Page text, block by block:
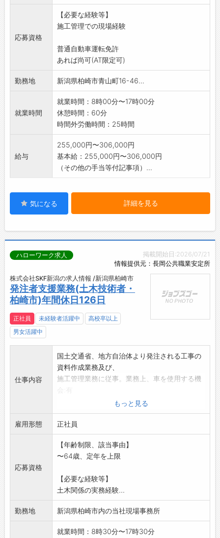
支払書の作成
*変更範囲:技能職または事務職(本人の希望と適
性を考慮)
応募資格
【必要な経験等】
施工管理での現場経験
普通自動車運転免許
あれば尚可(AT限定可)
勤務地 新潟県柏崎市青山町16-46...
就業時間
就業時間：8時00分〜17時00分
休憩時間：60分
時間外労働時間：25時間
給与
255,000円〜306,000円
基本給：255,000円〜306,000円
（その他の手当等付記事項）...
気になる 詳細を見る
掲載開始日:2026/07/21
情報提供元：長岡公共職業安定所
ハローワーク求人
株式会社SKF新潟の求人情報 /新潟県柏崎市
発注者支援業務(土木技術者・
柏崎市)年間休日126日
正社員 未経験者活躍中
高校卒以上
男女活躍中
仕事内容
国土交通省、地方自治体より発注される工事の
資料作成業務及び、
施工管理業務に従事。業務上、車を使用する機
経験の浅い方も歓迎致します。
※受注が多く、増員募集。
※変更範囲:会社の定める範囲
もっと見る
雇用形態 正社員
応募資格
【年齢制限、該当事由】
〜64歳、定年を上限
【必要な経験等】
土木関係の実務経験...
勤務地 新潟県柏崎市内の当社現場事務所
就業時間：8時30分〜17時30分